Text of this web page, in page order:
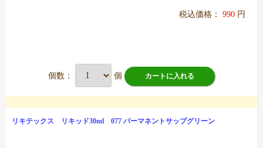
税込価格： 990 円
個数： 個 カートに入れる
リキテックス リキッド30ml 077 パーマネントサップグリーン